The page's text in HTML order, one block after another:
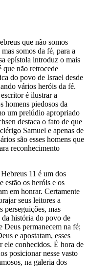
que não somos
somos da fé, para a
epístola introduz o mais
não retrocede
do povo de Israel desde
vários heróis da fé.
é ilustrar a
homens piedosos da
um prelúdio apropriado
destaca o fato de que
Samuel e apenas de
são esses homens que
reconhecimento
11 é um dos
estão os heróis e os
em honrar. Certamente
seus leitores a
perseguições, mas
da história do povo de
Deus permanecem na fé;
e apostatam, esses
ele conhecidos. É hora de
posicionar nesse vasto
na galeria dos